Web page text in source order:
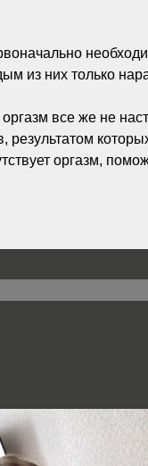
из них только
все же не
результатом
оргазм,